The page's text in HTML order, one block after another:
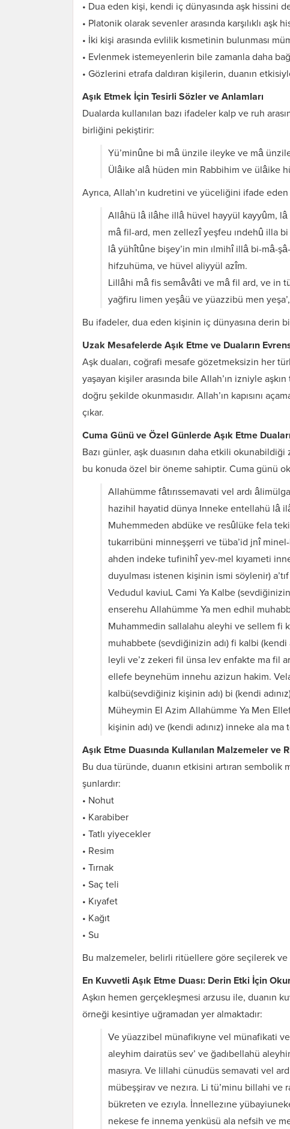
• Dua eden kişi, kendi iç dünyasında aşk hissini
• Platonik olarak sevenler arasında karşılıklı aşk
• İki kişi arasında evlilik kısmetinin bulunması
• Evlenmek istemeyenlerin bile zamanla daha
• Gözlerini etrafa daldıran kişilerin, duanın
Aşık Etmek İçin Tesirli Sözler ve Anlamları
Dualarda kullanılan bazı ifadeler kalp ve ruh
birliğini pekiştirir:
Yü’minûne bi mâ ünzile ileyke ve mâ
Ülâike alâ hüden min Rabbihim ve ülâike
Ayrıca, Allah’ın kudretini ve yüceliğini ifade eden
Allâhü lâ ilâhe illâ hüvel hayyül kayyûm,
mâ fil-ard, men zellezî yeşfeu ındehû illa
lâ yühîtûne bişey’in min ılmihî illâ bi-mâ-
hifzuhüma, ve hüvel aliyyül azîm.
Lillâhi mâ fis semâvâti ve mâ fil ard, ve in
yağfiru limen yeşâü ve yüazzibü men
Bu ifadeler, dua eden kişinin iç dünyasına derin
Uzak Mesafelerde Aşık Etme ve Duaların
Aşk duaları, coğrafi mesafe gözetmeksizin her
yaşayan kişiler arasında bile Allah’ın izniyle
doğru şekilde okunmasıdır. Allah’ın kapısını
çıkar.
Cuma Günü ve Özel Günlerde Aşık Etme Duaları
Bazı günler, aşk duasının daha etkili
bu konuda özel bir öneme sahiptir. Cuma günü
Allahümme fâtırıssemavati vel ardı
hazihil hayatid dünya Inneke entellahü lâ
Muhemmeden abdüke ve resûlüke fela
tukarribüni minneşşerri ve tüba’id jnî
ahden indeke tufinihî yev-mel kıyameti
duyulması istenen kişinin ismi söylenir)
Vedudul kaviuL Cami Ya Kalbe
enserehu Allahümme Ya men edhil
Muhammedin sallalahu aleyhi ve sellem
muhabbete (sevdiğinizin adı) fi kalbi (kendi
leyli ve’z zekeri fil ünsa lev enfakte ma fil
ellefe beynehüm innehu azizun hakim.
kalbü(sevdiğiniz kişinin adı) bi (kendi
Müheymin El Azim Allahümme Ya Men
kişinin adı) ve (kendi adınız) inneke ala
Aşık Etme Duasında Kullanılan Malzemeler ve
Bu dua türünde, duanın etkisini artıran sembolik
şunlardır:
• Nohut
• Karabiber
• Tatlı yiyecekler
• Resim
• Tırnak
• Saç teli
• Kıyafet
• Kağıt
• Su
Bu malzemeler, belirli ritüellere göre seçilerek ve
En Kuvvetli Aşık Etme Duası: Derin Etki İçin
Aşkın hemen gerçekleşmesi arzusu ile, duanın
örneği kesintiye uğramadan yer almaktadır:
Ve yüazzibel münafikıyne vel münafikati
aleyhim dairatüs sev’ ve ğadıbellahü
masıyra. Ve lillahi cünudüs semavati vel
mübeşşirav ve nezıra. Li tü’minu billahi
bükreten ve ezıyla. İnnellezıne
nekese fe innema yenküsü ala nefsih ve